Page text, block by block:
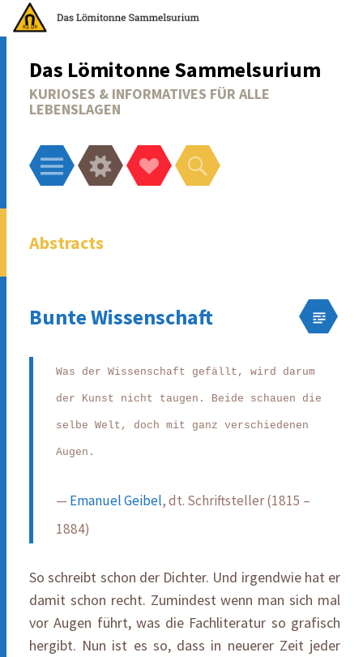
Das Lömitonne Sammelsurium
KURIOSES & INFORMATIVES FÜR ALLE
LEBENSLAGEN
Menü WidgetsSocial-
Links
Suchen
Abstracts
Bunte Wissenschaft
Was der Wissenschaft gefällt, wird darum
der Kunst nicht taugen. Beide schauen die
selbe Welt, doch mit ganz verschiedenen
Augen.
— Emanuel Geibel, dt. Schriftsteller (1815 –
1884)
So schreibt schon der Dichter. Und irgendwie hat er
damit schon recht. Zumindest wenn man sich mal
vor Augen führt, was die Fachliteratur so grafisch
hergibt. Nun ist es so, dass in neuerer Zeit jeder